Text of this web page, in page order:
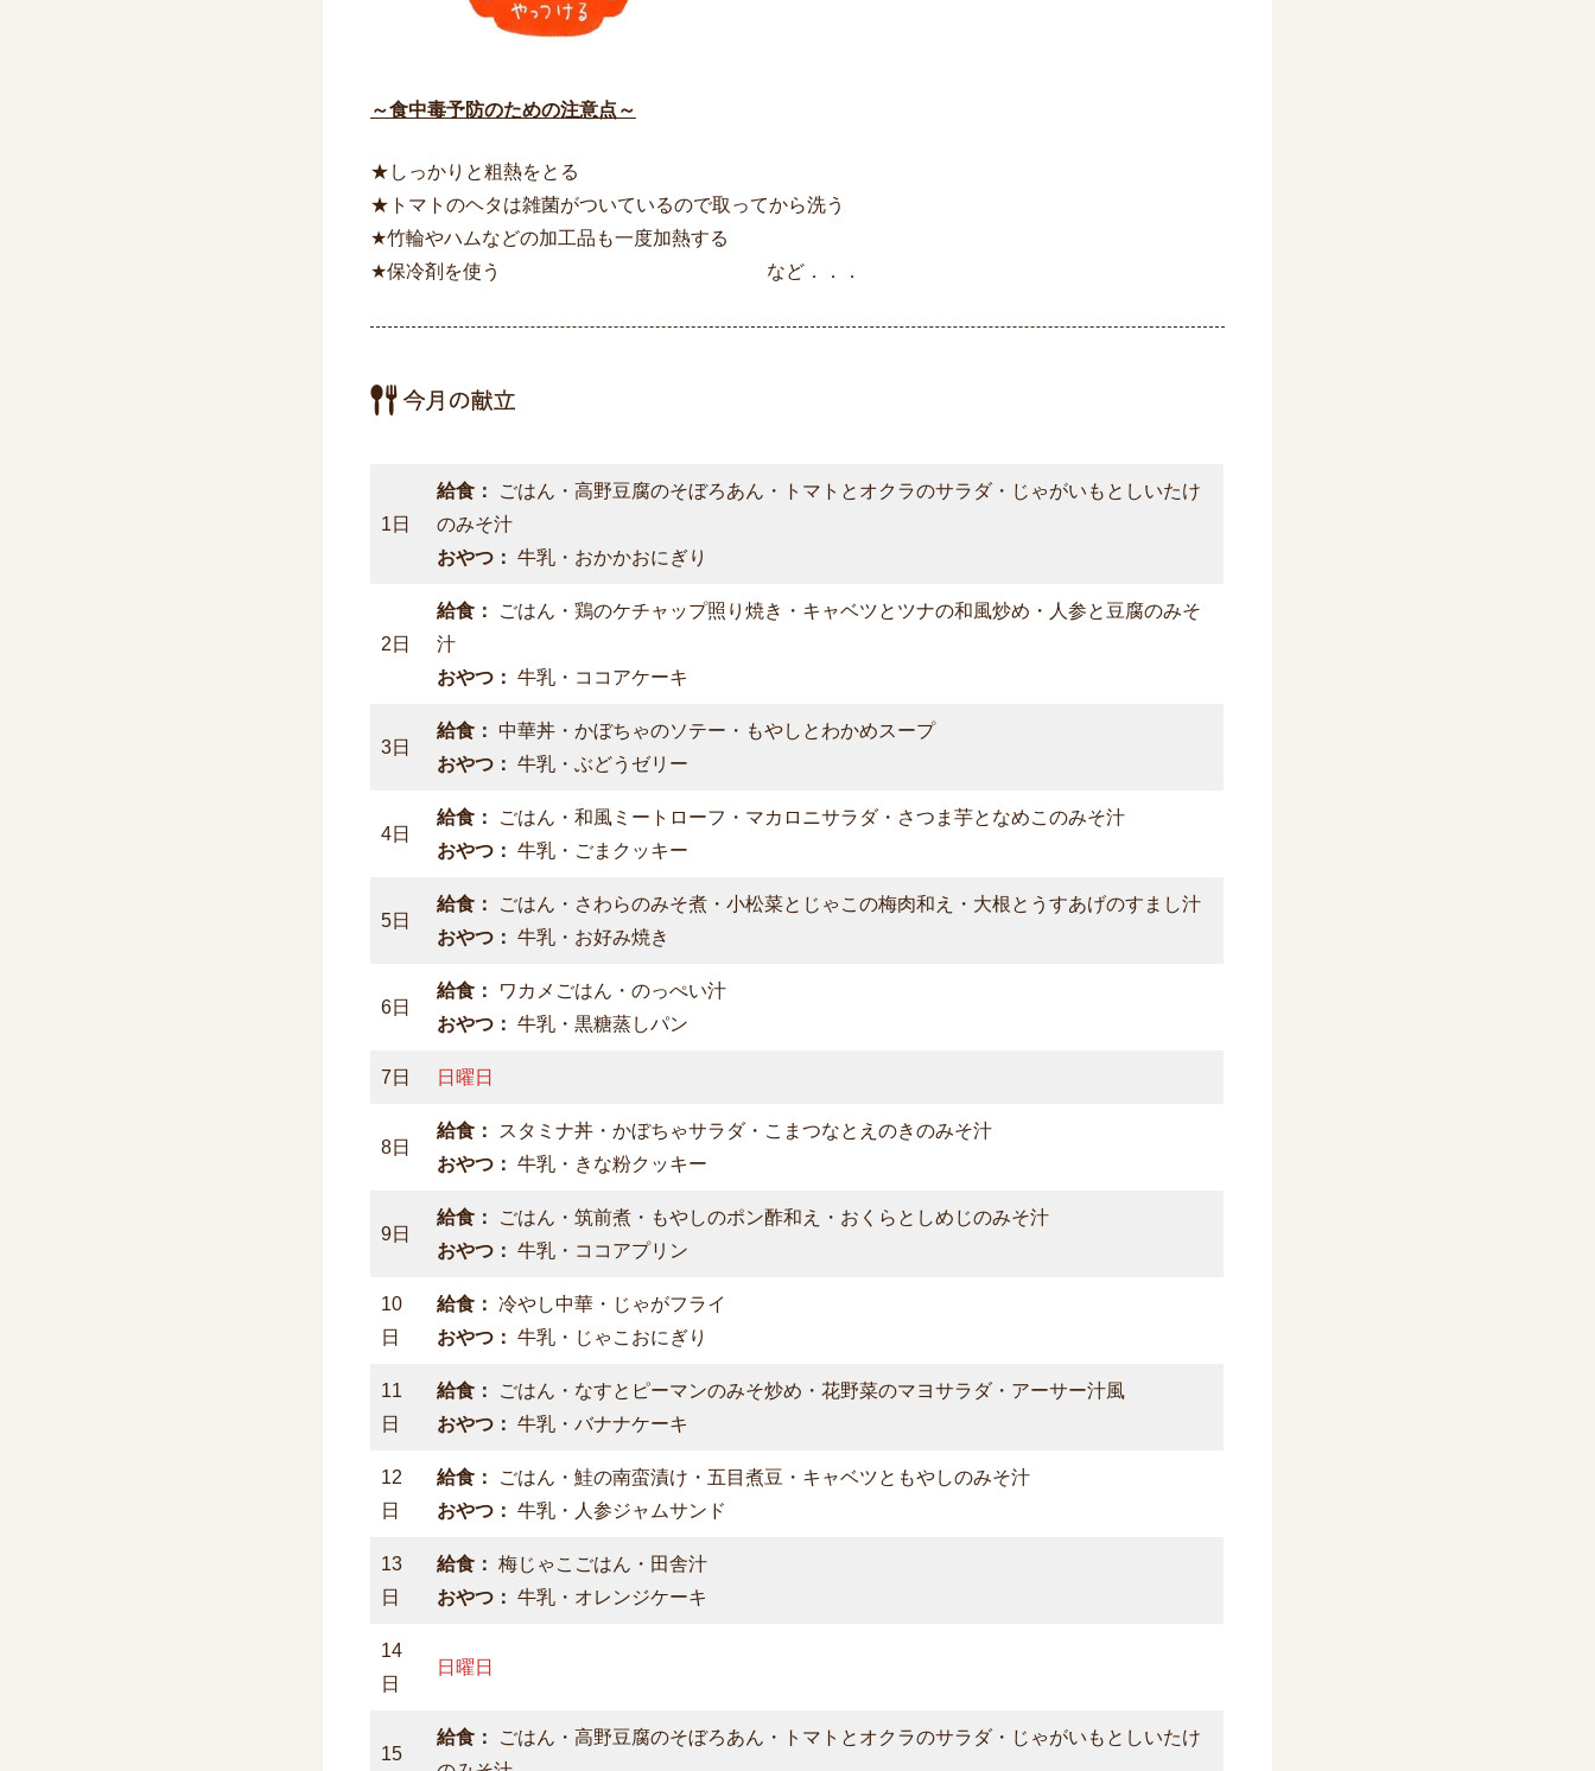
～食中毒予防のための注意点～
★しっかりと粗熱をとる
★トマトのヘタは雑菌がついているので取ってから洗う
★竹輪やハムなどの加工品も一度加熱する
★保冷剤を使う など．．．
1日
給食：
ごはん・高野豆腐のそぼろあん・トマトとオクラのサラダ・じゃがいもとしいたけ
のみそ汁
おやつ： 牛乳・おかかおにぎり
2日
給食：
ごはん・鶏のケチャップ照り焼き・キャベツとツナの和風炒め・人参と豆腐のみそ
汁
おやつ： 牛乳・ココアケーキ
3日
給食： 中華丼・かぼちゃのソテー・もやしとわかめスープ
おやつ： 牛乳・ぶどうゼリー
4日
給食：
ごはん・和風ミートローフ・マカロニサラダ・さつま芋となめこのみそ汁
おやつ： 牛乳・ごまクッキー
5日
給食：
ごはん・さわらのみそ煮・小松菜とじゃこの梅肉和え・大根とうすあげのすまし汁
おやつ： 牛乳・お好み焼き
6日
給食：
ワカメごはん・のっぺい汁
おやつ： 牛乳・黒糖蒸しパン
7日 日曜日
8日
給食：
スタミナ丼・かぼちゃサラダ・こまつなとえのきのみそ汁
おやつ： 牛乳・きな粉クッキー
9日
給食：
ごはん・筑前煮・もやしのポン酢和え・おくらとしめじのみそ汁
おやつ： 牛乳・ココアプリン
10
日
給食： 冷やし中華・じゃがフライ
おやつ： 牛乳・じゃこおにぎり
11
日
給食：
ごはん・なすとピーマンのみそ炒め・花野菜のマヨサラダ・アーサー汁風
おやつ： 牛乳・バナナケーキ
12
日
給食：
ごはん・鮭の南蛮漬け・五目煮豆・キャベツともやしのみそ汁
おやつ： 牛乳・人参ジャムサンド
13
日
給食： 梅じゃこごはん・田舎汁
おやつ： 牛乳・オレンジケーキ
14
日
日曜日
15
給食：
ごはん・高野豆腐のそぼろあん・トマトとオクラのサラダ・じゃがいもとしいたけ